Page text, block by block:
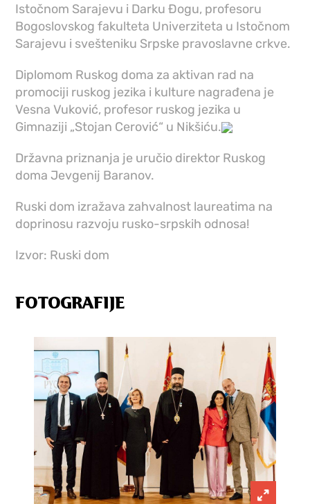
Istočnom Sarajevu i Darku Đogu, profesoru
Bogoslovskog fakulteta Univerziteta u Istočnom
Sarajevu i svešteniku Srpske pravoslavne crkve.
Diplomom Ruskog doma za aktivan rad na
promociji ruskog jezika i kulture nagrađena je
Vesna Vuković, profesor ruskog jezika u
Gimnaziji „Stojan Cerović“ u Nikšiću.
Državna priznanja je uručio direktor Ruskog
doma Jevgenij Baranov.
Ruski dom izražava zahvalnost laureatima na
doprinosu razvoju rusko-srpskih odnosa!
Izvor: Ruski dom
FOTOGRAFIJE